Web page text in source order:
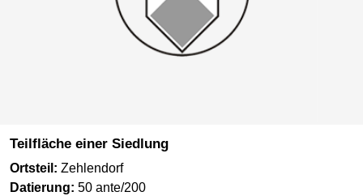
Teilfläche einer Siedlung
Ortsteil: Zehlendorf
Datierung: 50 ante/200